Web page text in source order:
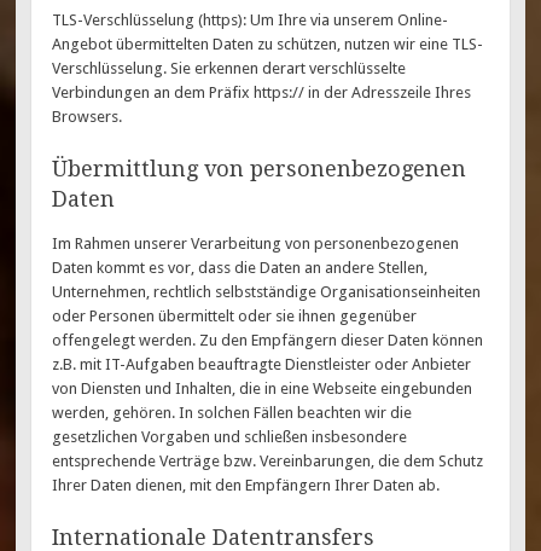
TLS-Verschlüsselung (https): Um Ihre via unserem Online-
Angebot übermittelten Daten zu schützen, nutzen wir eine TLS-
Verschlüsselung. Sie erkennen derart verschlüsselte
Verbindungen an dem Präfix https:// in der Adresszeile Ihres
Browsers.
Übermittlung von personenbezogenen
Daten
Im Rahmen unserer Verarbeitung von personenbezogenen
Daten kommt es vor, dass die Daten an andere Stellen,
Unternehmen, rechtlich selbstständige Organisationseinheiten
oder Personen übermittelt oder sie ihnen gegenüber
offengelegt werden. Zu den Empfängern dieser Daten können
z.B. mit IT-Aufgaben beauftragte Dienstleister oder Anbieter
von Diensten und Inhalten, die in eine Webseite eingebunden
werden, gehören. In solchen Fällen beachten wir die
gesetzlichen Vorgaben und schließen insbesondere
entsprechende Verträge bzw. Vereinbarungen, die dem Schutz
Ihrer Daten dienen, mit den Empfängern Ihrer Daten ab.
Internationale Datentransfers